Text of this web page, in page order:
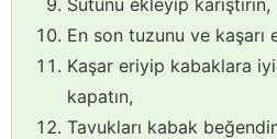
En son tuzunu ve kaşarı
Kaşar eriyip kabaklara
kapatın,
Tavukları kabak